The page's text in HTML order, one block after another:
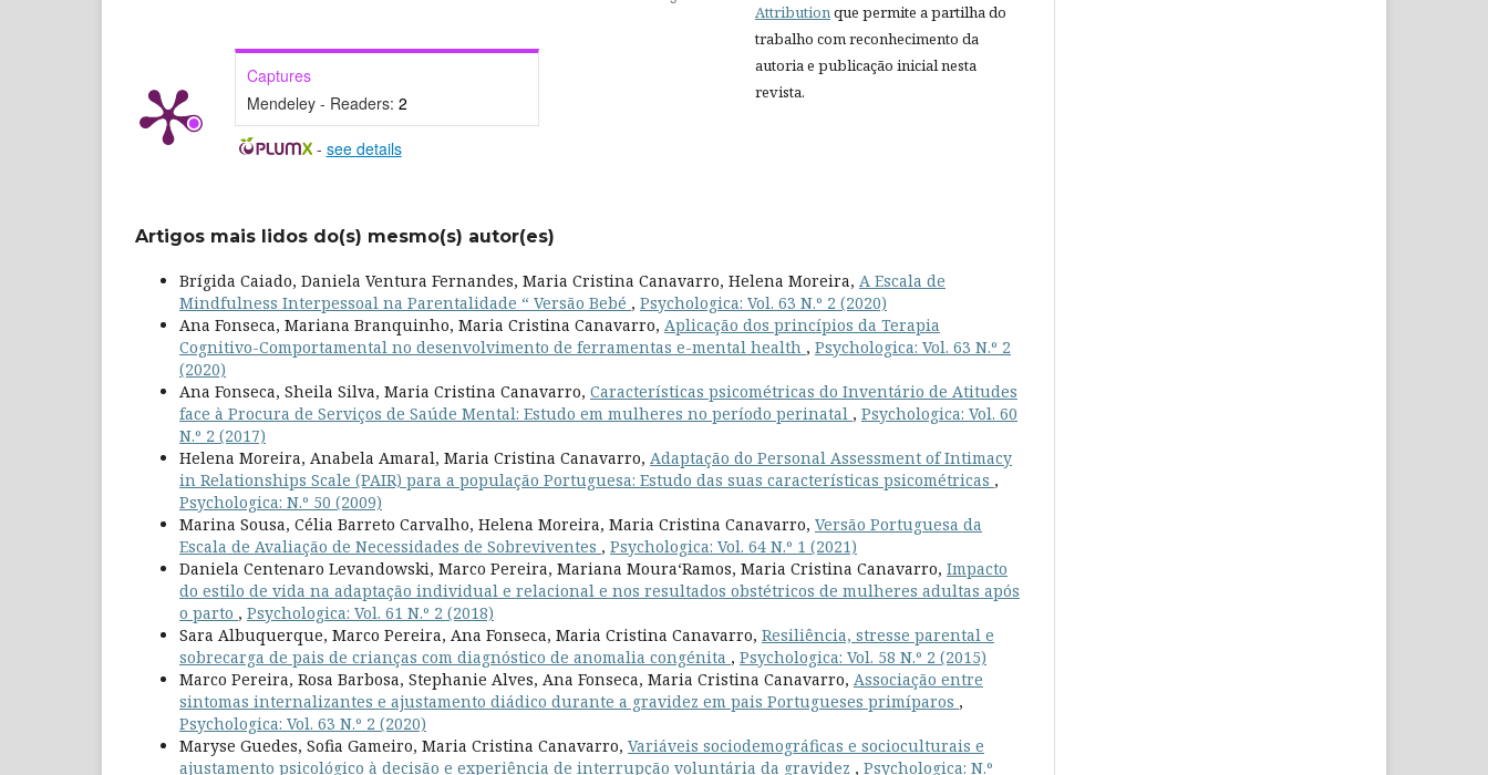
Captures
Mendeley - Readers: 2
- see details
Attributionque permite a partilha do
trabalho com reconhecimento da
autoria e publicação inicial nesta
revista.
Artigos mais lidos do(s) mesmo(s) autor(es)
Brígida Caiado, Daniela Ventura Fernandes, Maria Cristina Canavarro, Helena Moreira, A Escala de
Mindfulness Interpessoal na Parentalidade “ Versão Bebé , Psychologica: Vol. 63 N.º 2 (2020)
Ana Fonseca, Mariana Branquinho, Maria Cristina Canavarro, Aplicação dos princípios da Terapia
Cognitivo-Comportamental no desenvolvimento de ferramentas e-mental health , Psychologica: Vol. 63 N.º 2
(2020)
Ana Fonseca, Sheila Silva, Maria Cristina Canavarro, Características psicométricas do Inventário de Atitudes
face à Procura de Serviços de Saúde Mental: Estudo em mulheres no período perinatal , Psychologica: Vol. 60
N.º 2 (2017)
Helena Moreira, Anabela Amaral, Maria Cristina Canavarro, Adaptação do Personal Assessment of Intimacy
in Relationships Scale (PAIR) para a população Portuguesa: Estudo das suas características psicométricas ,
Psychologica: N.º 50 (2009)
Marina Sousa, Célia Barreto Carvalho, Helena Moreira, Maria Cristina Canavarro, Versão Portuguesa da
Escala de Avaliação de Necessidades de Sobreviventes , Psychologica: Vol. 64 N.º 1 (2021)
Daniela Centenaro Levandowski, Marco Pereira, Mariana Moura­‘Ramos, Maria Cristina Canavarro, Impacto
do estilo de vida na adaptação individual e relacional e nos resultados obstétricos de mulheres adultas após
o parto , Psychologica: Vol. 61 N.º 2 (2018)
Sara Albuquerque, Marco Pereira, Ana Fonseca, Maria Cristina Canavarro, Resiliência, stresse parental e
sobrecarga de pais de crianças com diagnóstico de anomalia congénita , Psychologica: Vol. 58 N.º 2 (2015)
Marco Pereira, Rosa Barbosa, Stephanie Alves, Ana Fonseca, Maria Cristina Canavarro, Associação entre
sintomas internalizantes e ajustamento diádico durante a gravidez em pais Portugueses primíparos ,
Psychologica: Vol. 63 N.º 2 (2020)
Maryse Guedes, Sofia Gameiro, Maria Cristina Canavarro, Variáveis sociodemográficas e socioculturais e
ajustamento psicológico à decisão e experiência de interrupção voluntária da gravidez , Psychologica: N.º